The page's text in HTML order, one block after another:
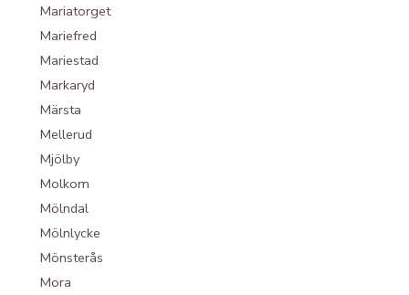
Mariatorget
Mariefred
Mariestad
Markaryd
Märsta
Mellerud
Mjölby
Molkom
Mölndal
Mölnlycke
Mönsterås
Mora